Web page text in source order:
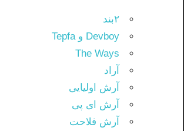
۲بند
Devboy و Tepfa
The Ways
آراد
آرش اولیایی
آرش ای پی
آرش فلاحت